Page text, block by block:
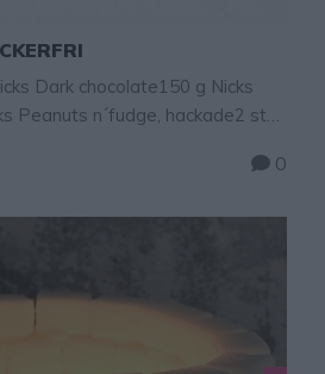
Dark chocolate150 g Nicks
Peanuts n´fudge, hackade2 st
över vattenbad. Tillsätt 1/2
…
0